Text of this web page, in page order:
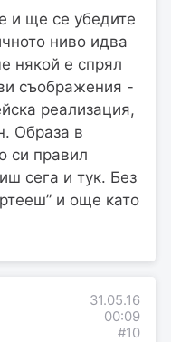
и ще се убедите
ниво идва
някой е спрял
съображения -
реализация,
Образа в
си правил
сега и тук. Без
и още като
31.05.16
00:09
#10